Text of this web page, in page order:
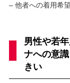
– 他者への着用希望
男性や若
ナへの意
きい